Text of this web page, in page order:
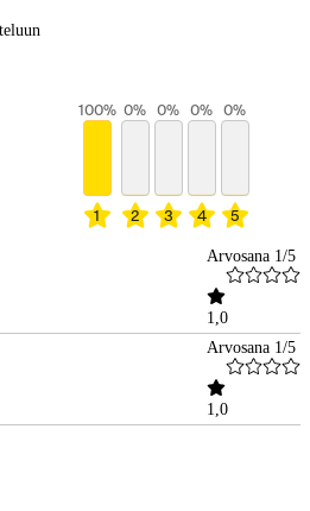
1
100%
2
0%
3
0%
4
0%
5
0%
Arvosana 1/5
1,0
Arvosana 1/5
1,0